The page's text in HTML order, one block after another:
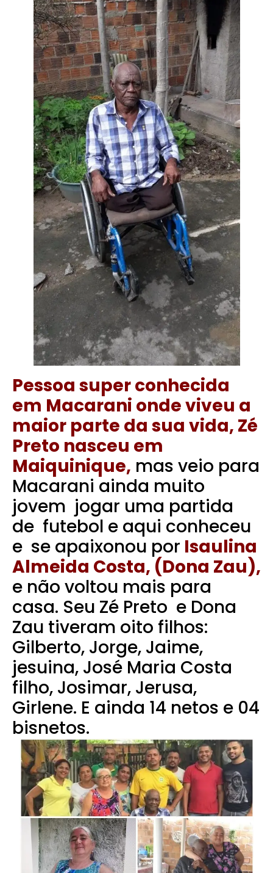
Pessoa super conhecida
em Macarani onde viveu a
maior parte da sua vida, Zé
Preto nasceu em
Maiquinique, mas veio para
Macarani ainda muito
jovem jogar uma partida
de futebol e aqui conheceu
e se apaixonou por Isaulina
Almeida Costa, (Dona Zau),
e não voltou mais para
casa. Seu Zé Preto e Dona
Zau tiveram oito filhos:
Gilberto, Jorge, Jaime,
jesuina, José Maria Costa
filho, Josimar, Jerusa,
Girlene. E ainda 14 netos e 04
bisnetos.